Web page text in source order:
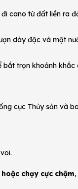
cano từ đất liền ra
dày đặc và mặt
trọn khoảnh
cục Thủy sản và
chạy cực chậm